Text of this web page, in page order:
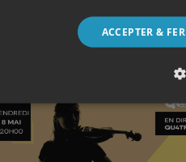
suspendu au
Fort d'Eben-
ACCEPTER &